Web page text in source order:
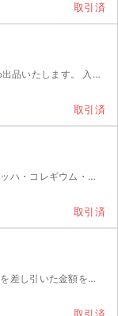
取引済
[詳細] 座席未定 予定が合わなくなってしまったため出品いたします。 入金確認次第、取引連絡にて発券番...
取引済
[詳細] 階 列 ～ 番 出演者：鈴木雅明、鈴木優人、バッハ・コレギウム・ジャパン
取引済
[詳細] 階 列 〜 番 公演中止の際には、送料・手数料を差し引いた金額を返金します。